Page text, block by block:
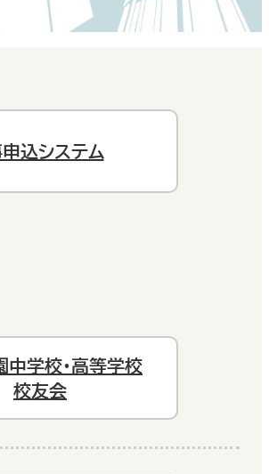
込システム
中学校・高等学校
校友会